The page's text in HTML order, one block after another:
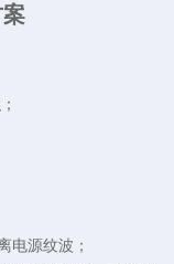
电源纹波；